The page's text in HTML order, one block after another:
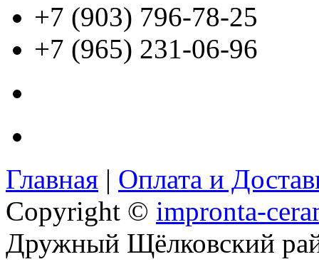
+7 (903) 796-78-25
+7 (965) 231-06-96
Главная | Оплата и
Copyright © impronta-
Дружный Щёлковский